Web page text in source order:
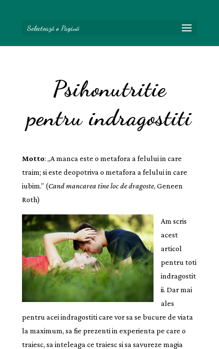
Selectează o Pagină
Psihonutritie
pentru indragostiti
Motto: „A manca este o metafora a felului in care
traim; si este deopotriva o metafora a felului in care
iubim.” (Cand mancarea tine loc de dragoste, Geneen
Roth)
Am scris
acest
articol
pentru toti
indragostit
ii. Dar mai
ales
pentru acei indragostiti care vor sa se bucure de viata
la maximum, sa fie prezenti in experienta pe care o
traiesc, sa inteleaga ce traiesc si sa savureze magia